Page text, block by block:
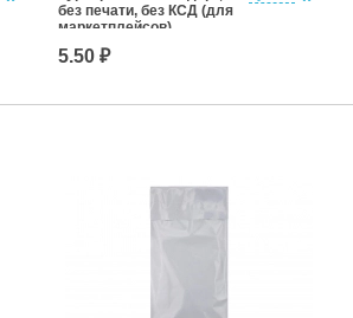
без печати, без КСД (для
маркетплейсов)
240x320+40к/5
5.50 ₽